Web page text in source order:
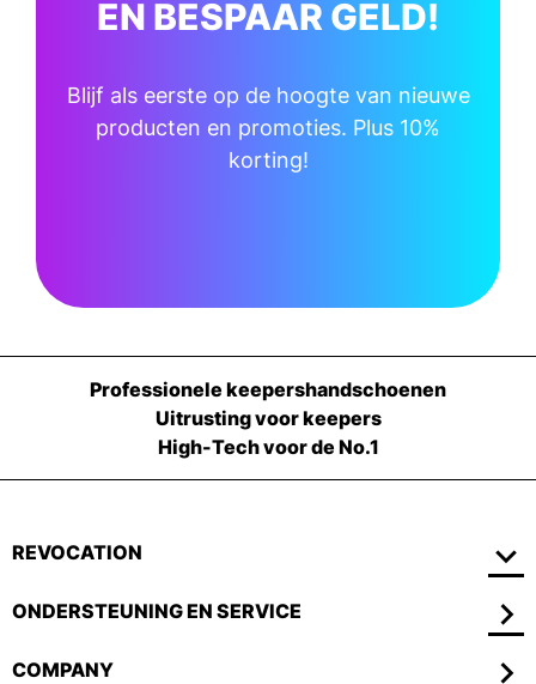
EN BESPAAR GELD!
Blijf als eerste op de hoogte van nieuwe
producten en promoties. Plus 10%
korting!
Professionele keepershandschoenen
Uitrusting voor keepers
High-Tech voor de No.1
REVOCATION
ONDERSTEUNING EN SERVICE
COMPANY